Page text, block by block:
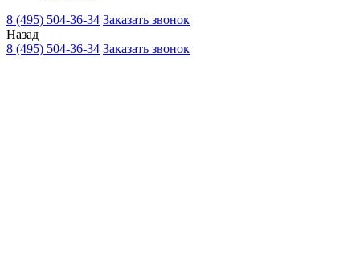
8 (495) 504-36-34 Заказать звонок
Назад
8 (495) 504-36-34 Заказать звонок